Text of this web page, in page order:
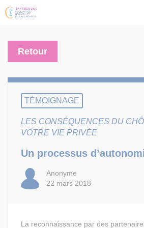
Retour
TÉMOIGNAGE
LES CONSÉQUENCES DU
VOTRE VIE PRIVÉE
Un processus
Anonyme
22 mars 2018
La reconnaissance par des